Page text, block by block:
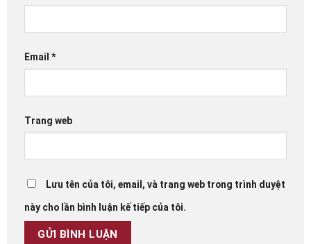
Email *
Trang web
Lưu tên của tôi, email, và trang web trong trình duyệt
này cho lần bình luận kế tiếp của tôi.